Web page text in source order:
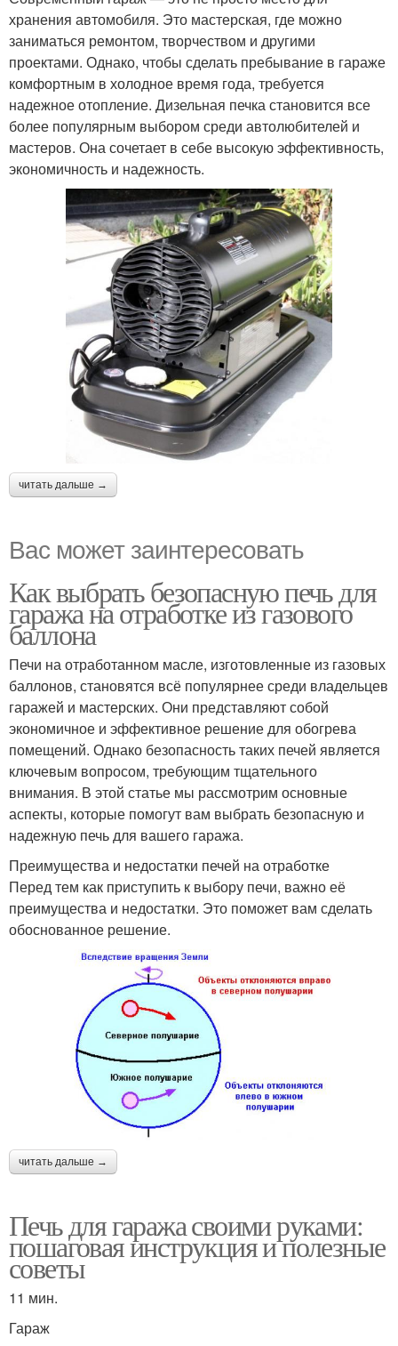
хранения автомобиля. Это мастерская, где можно
заниматься ремонтом, творчеством и другими
проектами. Однако, чтобы сделать пребывание в гараже
комфортным в холодное время года, требуется
надежное отопление. Дизельная печка становится все
более популярным выбором среди автолюбителей и
мастеров. Она сочетает в себе высокую эффективность,
экономичность и надежность.
читать дальше →
Вас может заинтересовать
Как выбрать безопасную печь для
гаража на отработке из газового
баллона
Печи на отработанном масле, изготовленные из газовых
баллонов, становятся всё популярнее среди владельцев
гаражей и мастерских. Они представляют собой
экономичное и эффективное решение для обогрева
помещений. Однако безопасность таких печей является
ключевым вопросом, требующим тщательного
внимания. В этой статье мы рассмотрим основные
аспекты, которые помогут вам выбрать безопасную и
надежную печь для вашего гаража.
Преимущества и недостатки печей на отработке
Перед тем как приступить к выбору печи, важно её
преимущества и недостатки. Это поможет вам сделать
обоснованное решение.
читать дальше →
Печь для гаража своими руками:
пошаговая инструкция и полезные
советы
11 мин.
Гараж